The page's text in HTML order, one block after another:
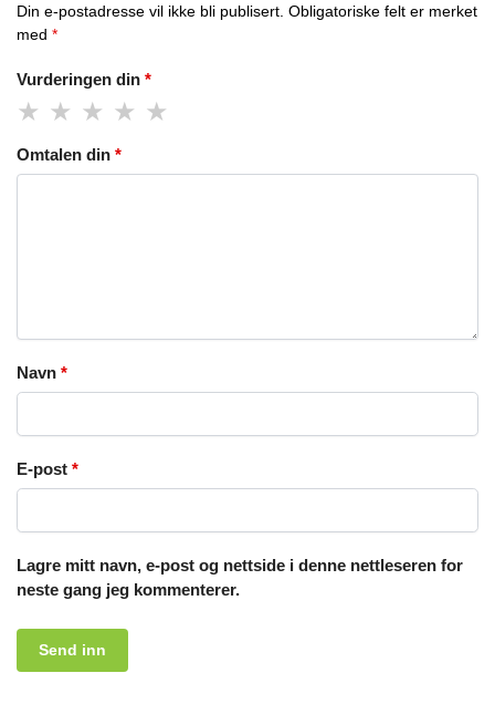
Din e-postadresse vil ikke bli publisert. Obligatoriske felt er merket
med *
Vurderingen din *
Omtalen din *
Navn *
E-post *
Lagre mitt navn, e-post og nettside i denne nettleseren for
neste gang jeg kommenterer.